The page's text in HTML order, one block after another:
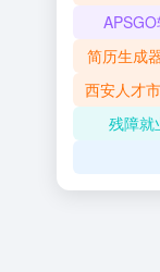
简历生成
西安人才
残障就